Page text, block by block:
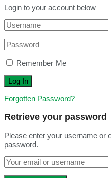
Login to your account below
Remember Me
Forgotten Password?
Retrieve your password
Please enter your username or
password.